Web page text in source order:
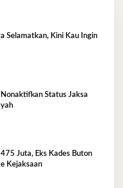
Selamatkan, Kini Kau Ingin
Status Jaksa
Juta, Eks Kades Buton
Kejaksaan